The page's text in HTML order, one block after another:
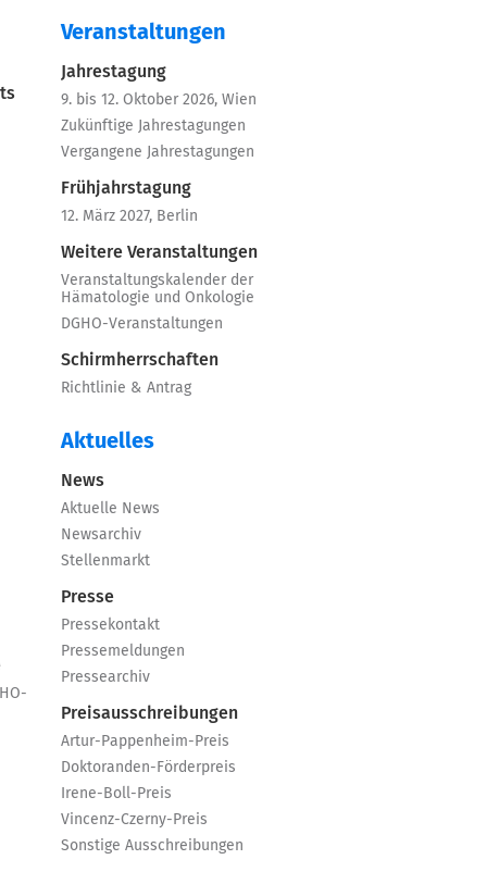
Veranstaltungen
Jahrestagung
9. bis 12. Oktober 2026, Wien
Zukünftige Jahrestagungen
Vergangene Jahrestagungen
Frühjahrstagung
12. März 2027, Berlin
Weitere Veranstaltungen
Veranstaltungskalender der
Hämatologie und Onkologie
DGHO-Veranstaltungen
Schirmherrschaften
Richtlinie & Antrag
Aktuelles
News
Aktuelle News
Newsarchiv
Stellenmarkt
Presse
Pressekontakt
Pressemeldungen
Pressearchiv
Preisausschreibungen
Artur-Pappenheim-Preis
Doktoranden-Förderpreis
Irene-Boll-Preis
Vincenz-Czerny-Preis
Sonstige Ausschreibungen